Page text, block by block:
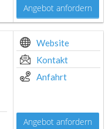
Angebot anfordern
Website
Kontakt
Anfahrt
Angebot anfordern